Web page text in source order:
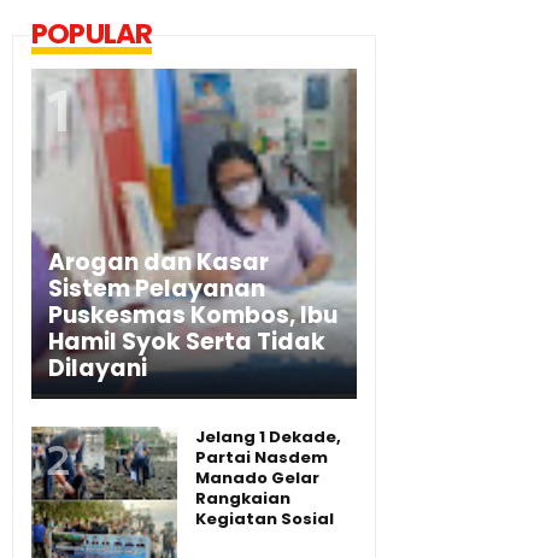
POPULAR
Arogan dan Kasar
Sistem Pelayanan
Puskesmas Kombos, Ibu
Hamil Syok Serta Tidak
Dilayani
Jelang 1 Dekade,
Partai Nasdem
Manado Gelar
Rangkaian
Kegiatan Sosial